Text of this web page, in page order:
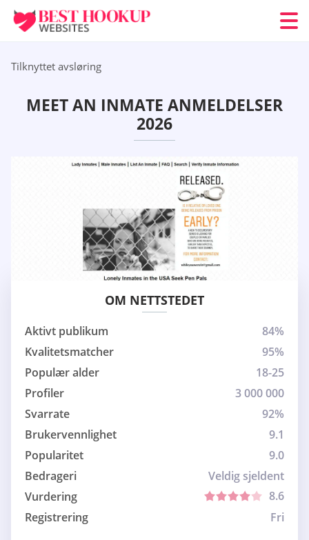
Tilknyttet avsløring
MEET AN INMATE ANMELDELSER
2026
OM NETTSTEDET
Aktivt publikum
84%
Kvalitetsmatcher
95%
Populær alder
18-25
Profiler
3 000 000
Svarrate
92%
Brukervennlighet
9.1
Popularitet
9.0
Bedrageri
Veldig sjeldent
Vurdering
8.6
Registrering
Fri